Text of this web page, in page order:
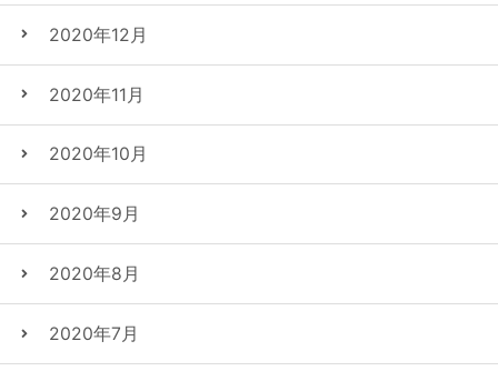
2020年12月
2020年11月
2020年10月
2020年9月
2020年8月
2020年7月